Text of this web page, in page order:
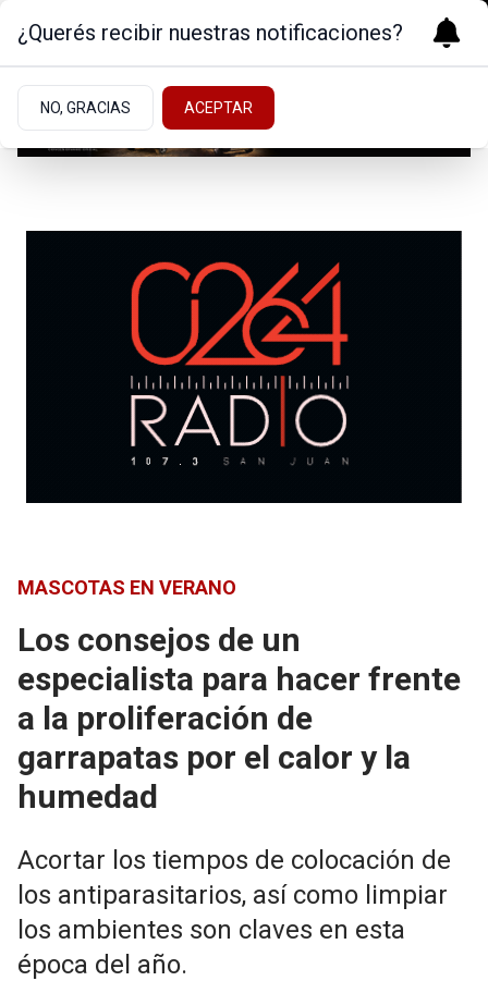
MASCOTAS EN VERANO
Los consejos de un
especialista para hacer frente
a la proliferación de
garrapatas por el calor y la
humedad
Acortar los tiempos de colocación de
los antiparasitarios, así como limpiar
los ambientes son claves en esta
época del año.
¿Querés recibir nuestras notificaciones?
NO, GRACIAS ACEPTAR